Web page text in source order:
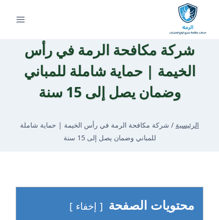
التجاوز
المحتوى
شركة مكافحة الرمة في رأس
الخيمة | حماية شاملة للمباني
وضمان يصل إلى 15 سنة
الرئيسية / شركة مكافحة الرمة في رأس الخيمة | حماية شاملة
للمباني وضمان يصل إلى 15 سنة
محتويات الصفحة إخفاء